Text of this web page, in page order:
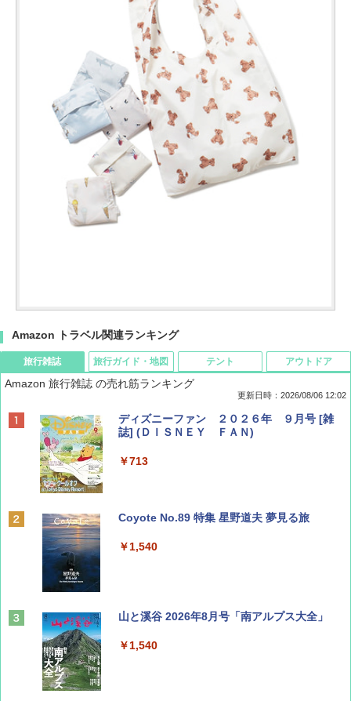
Amazon トラベル関連ランキング
旅行雑誌
Amazon 旅行雑誌 の売れ筋ランキング
更新日時：2026/08/06 12:02
ディズニーファン ２０２６年 ９月号 [雑
誌] (ＤＩＳＮＥＹ ＦＡＮ)
￥713
Coyote No.89 特集 星野道夫 夢見る旅
￥1,540
山と溪谷 2026年8月号「南アルプス大全」
￥1,540
旅行ガイド・地図 テント アウトドア